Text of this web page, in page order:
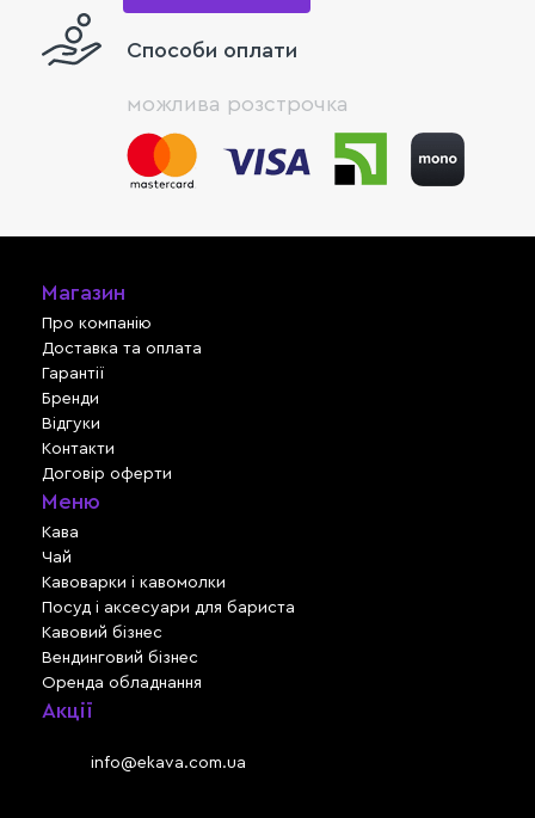
Способи оплати
можлива розстрочка
Магазин
Про компанію
Доставка та оплата
Гарантії
Бренди
Відгуки
Контакти
Договір оферти
Меню
Кава
Чай
Кавоварки і кавомолки
Посуд і аксесуари для бариста
Кавовий бізнес
Вендинговий бізнес
Оренда обладнання
Акції
info@ekava.com.ua